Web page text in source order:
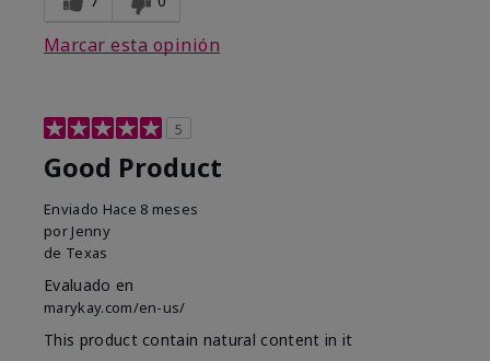
Marcar esta opinión
5
Good Product
Enviado Hace 8 meses
por Jenny
de Texas
Evaluado en
marykay.com/en-us/
This product contain natural content in it